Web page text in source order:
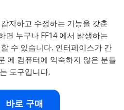
지하고 수정하는 기능을 갖춘
면 누구나 FF14 에서 발생하는
수 있습니다. 인터페이스가 간
에 컴퓨터에 익숙하지 않은 분들
도구입니다.
바로 구매